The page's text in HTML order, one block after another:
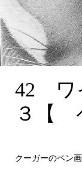
42 ワイルド
42 ワ
３【
クーガーのペン